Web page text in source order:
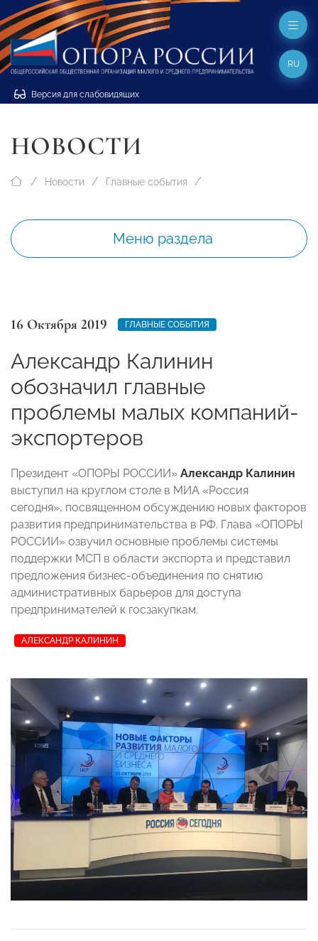
Версия для слабовидящих
RU
НОВОСТИ
Новости Главные события
Меню раздела
16 Октября 2019 ГЛАВНЫЕ СОБЫТИЯ
Александр Калинин
обозначил главные
проблемы малых компаний-
экспортеров
Президент «ОПОРЫ РОССИИ» Александр Калинин
выступил на круглом столе в МИА «Россия
сегодня», посвященном обсуждению новых факторов
развития предпринимательства в РФ. Глава «ОПОРЫ
РОССИИ» озвучил основные проблемы системы
поддержки МСП в области экспорта и представил
предложения бизнес-объединения по снятию
административных барьеров для доступа
предпринимателей к госзакупкам.
АЛЕКСАНДР КАЛИНИН